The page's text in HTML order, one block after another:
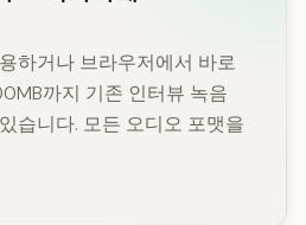
하거나 브라우저에서 바로
까지 기존 인터뷰 녹음
습니다. 모든 오디오 포맷을